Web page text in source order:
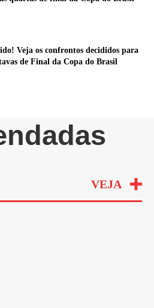
Veja os confrontos decididos para
de Final da Copa do Brasil
VEJA